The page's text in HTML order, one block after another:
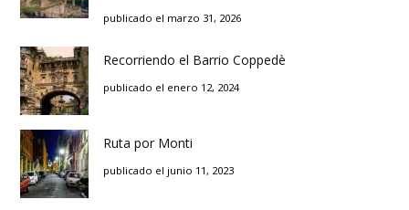
publicado el marzo 31, 2026
Recorriendo el Barrio Coppedè
publicado el enero 12, 2024
Ruta por Monti
publicado el junio 11, 2023